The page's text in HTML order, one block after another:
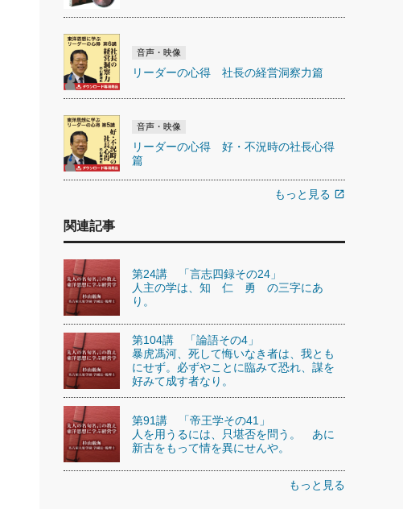
音声・映像
リーダーの心得 社長の経営洞察力篇
音声・映像
リーダーの心得 好・不況時の社長心得
篇
もっと見る open_in_new
関連記事
第24講 「言志四録その24」
人主の学は、知 仁 勇 の三字にあ
り。
第104講 「論語その4」
暴虎馮河、死して悔いなき者は、我とも
にせず。必ずやことに臨みて恐れ、謀を
好みて成す者なり。
第91講 「帝王学その41」
人を用うるには、只堪否を問う。 あに
新古をもって情を異にせんや。
もっと見る